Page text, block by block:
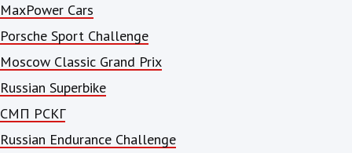
MaxPower Cars
Porsche Sport Challenge
Moscow Classic Grand Prix
Russian Superbike
СМП РСКГ
Russian Endurance Challenge